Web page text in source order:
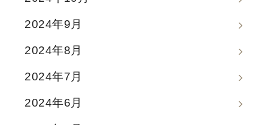
2024年9月
2024年8月
2024年7月
2024年6月